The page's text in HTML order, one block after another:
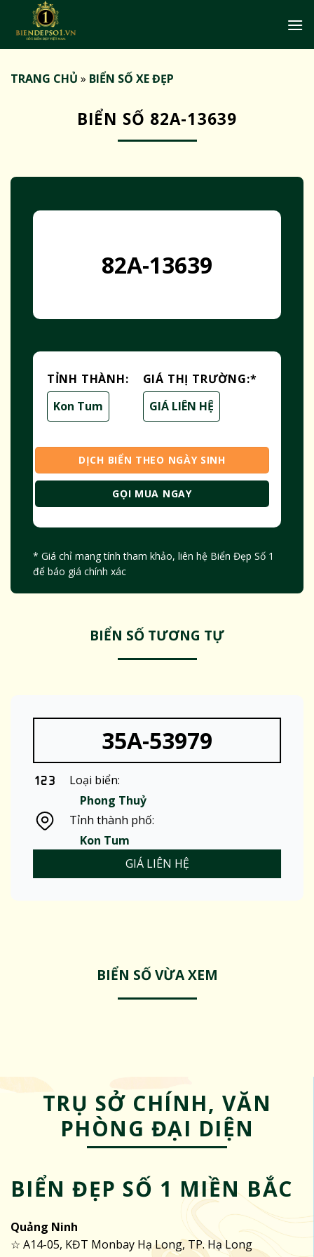
TRANG CHỦ » BIỂN SỐ XE ĐẸP
BIỂN SỐ 82A-13639
82A-13639
TỈNH THÀNH:
Kon Tum
GIÁ THỊ TRƯỜNG:*
GIÁ LIÊN HỆ
DỊCH BIỂN THEO NGÀY SINH
GỌI MUA NGAY
* Giá chỉ mang tính tham khảo, liên hệ Biển Đẹp Số 1
để báo giá chính xác
BIỂN SỐ TƯƠNG TỰ
35A-53979
Loại biển:
Phong Thuỷ
Tỉnh thành phố:
Kon Tum
GIÁ LIÊN HỆ
BIỂN SỐ VỪA XEM
TRỤ SỞ CHÍNH, VĂN
PHÒNG ĐẠI DIỆN
BIỂN ĐẸP SỐ 1 MIỀN BẮC
Quảng Ninh
☆ A14-05, KĐT Monbay Hạ Long, TP. Hạ Long